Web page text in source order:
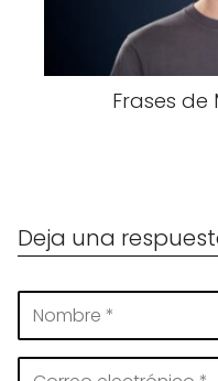
Frases de
Deja una